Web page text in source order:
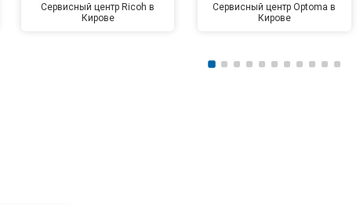
Сервисный центр Ricoh в
Кирове
Сервисный центр Optoma в
Кирове